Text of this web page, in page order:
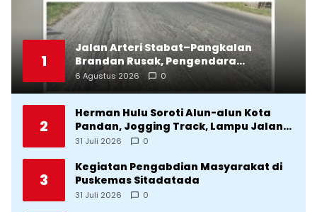
1
Jalan Arteri Stabat–Pangkalan
Brandan Rusak, Pengendara
Terancam Celaka
6 Agustus 2026 0
2
Herman Hulu Soroti Alun-alun Kota
Pandan, Jogging Track, Lampu Jalan
Lingkar Kota yang Tak Terurus
31 Juli 2026 0
3
Kegiatan Pengabdian Masyarakat di
Puskemas Sitadatada
31 Juli 2026 0